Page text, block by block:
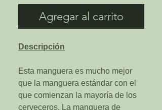
Agregar al carrito
Descripción
Esta manguera es mucho mejor
que la manguera estándar con el
que comienzan la mayoría de los
cerveceros. La manguera de